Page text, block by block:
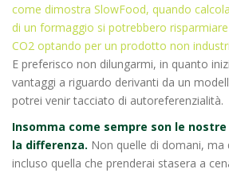
come dimostra SlowFood, quando
di un formaggio si potrebbero
CO2 optando per un prodotto non
E preferisco non dilungarmi, in quanto
vantaggi a riguardo derivanti da un
potrei venir tacciato di autoreferenzialità.
Insomma come sempre son le
la differenza. Non quelle di domani, ma
incluso quella che prenderai stasera a